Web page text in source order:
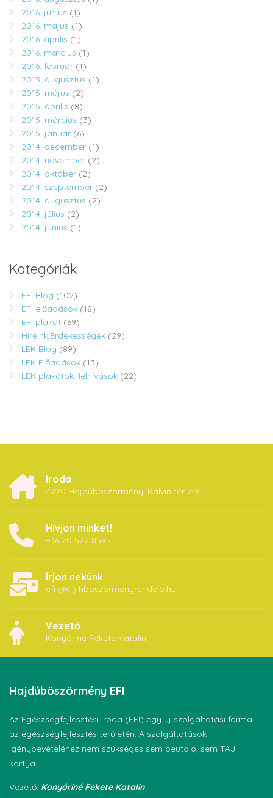
2016. június (1)
2016. május (1)
2016. április (1)
2016. március (1)
2016. február (1)
2015. augusztus (1)
2015. május (2)
2015. április (8)
2015. március (3)
2015. január (6)
2014. december (1)
2014. november (2)
2014. október (2)
2014. szeptember (2)
2014. augusztus (2)
2014. július (2)
2014. június (1)
Kategóriák
EFI Blog (102)
EFI előadások (18)
EFI plakát (69)
Híreink,Érdekességek (29)
LEK Blog (89)
LEK Előadások (13)
LEK plakátok, felhívások (22)
Iroda
4220 Hajdúböszörmény, Kálvin tér 7-9
Hívjon minket!
+36 20 522 8595
Írjon nekünk
efi (@ ) hboszormenyrendelo.hu
Vezető
Konyáriné Fekete Katalin
Hajdúböszörmény EFI
Az Egészségfejlesztési Iroda (EFI) egy új szolgáltatási forma
az egészségfejlesztés területén. A szolgáltatások
igénybevételéhez nem szükséges sem beutaló, sem TAJ-
kártya.
Vezető: Konyáriné Fekete Katalin